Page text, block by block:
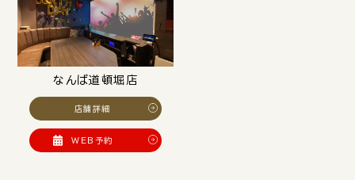
なんば道頓堀店
店舗詳細
WEB予約